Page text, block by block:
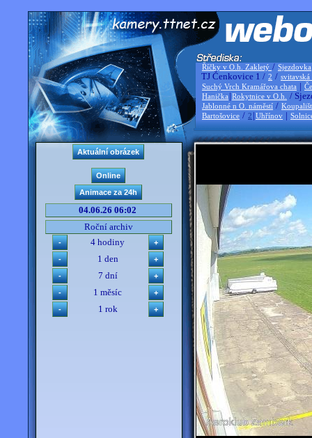
Říčky v O.h. Zakletý / Sjezdovka
TJ Čenkovice 1 / 2 / svitavská
Suchý Vrch Kramářova chata |
Hanička |Rokytnice v O.h. /
Jablonné n O. náměstí /
Bartošovice / 2 |Uhřínov |
04.06.26 06:02
Roční archiv
4 hodiny
1 den
7 dní
1 měsíc
1 rok